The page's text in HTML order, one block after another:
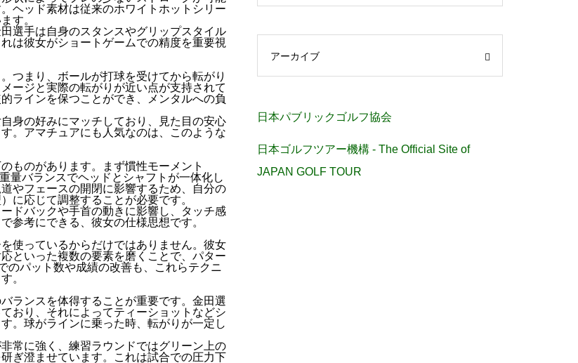
ヘッド素材は従来のホワイトホットシリー
す。
選手は自身のスタンスやグリップスタイル
は彼女がショートゲームでの精度を重要視
つまり、ボールが打球を受けてから転がり
ージと実際の転がりが近い点が支持されて
ラインを保つことができ、メンタルへの負
身の好みにマッチしており、見た目の安心
。アマチュアにも人気なのは、このような
ものがあります。まず慣性モーメント
量バランスでヘッドとシャフトが一体化し
やフェースの開閉に影響するため、自分の
に応じて調整することが必要です。
ドバックや手首の動きに影響し、タッチ感
参考にできる、彼女の仕様思想です。
使っているからだけではありません。彼女
といった複数の要素を磨くことで、パター
のパット数や成績の改善も、これらテクニ
。
ランスを体得することが重要です。金田選
おり、それによってティーショットなどシ
。球がラインに乗った時、転がりが一定し
常に強く、練習ラウンドではグリーン上の
ぎ澄ませています。これは試合での圧力下
アーカイブ
日本パブリックゴルフ協会
日本ゴルフツアー機構 - The Official Site of
JAPAN GOLF TOUR